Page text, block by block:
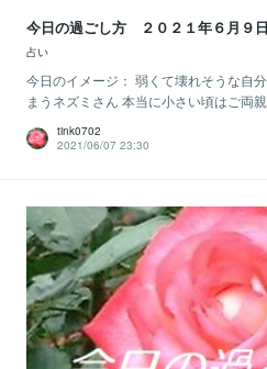
今日の過ごし方 ２０２１年６月９日
占い
今日のイメージ： 弱くて壊れそうな自
まうネズミさん 本当に小さい頃はご両
tink0702
2021/06/07 23:30